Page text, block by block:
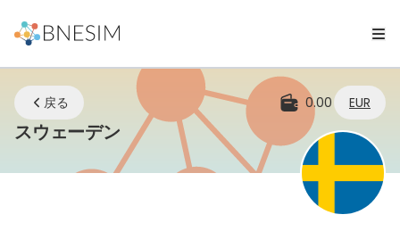
戻る 0.00 EUR
スウェーデンeSIM | どこにいてもつながり続け